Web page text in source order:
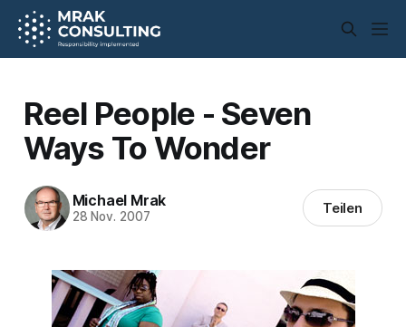
Reel People - Seven
Ways To Wonder
Michael Mrak
28 Nov. 2007 Teilen